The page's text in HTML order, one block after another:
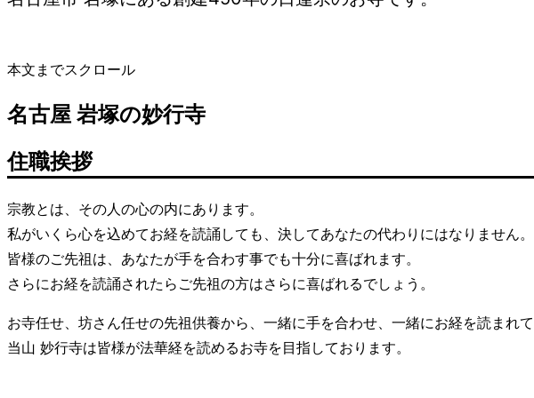
本文までスクロール
名古屋 岩塚の妙行寺
住職挨拶
宗教とは、その人の心の内にあります。
私がいくら心を込めてお経を読誦しても、決してあなたの代わりにはなりません。
皆様のご先祖は、あなたが手を合わす事でも十分に喜ばれます。
さらにお経を読誦されたらご先祖の方はさらに喜ばれるでしょう。
お寺任せ、坊さん任せの先祖供養から、一緒に手を合わせ、一緒にお経を読まれて
当山 妙行寺は皆様が法華経を読めるお寺を目指しております。